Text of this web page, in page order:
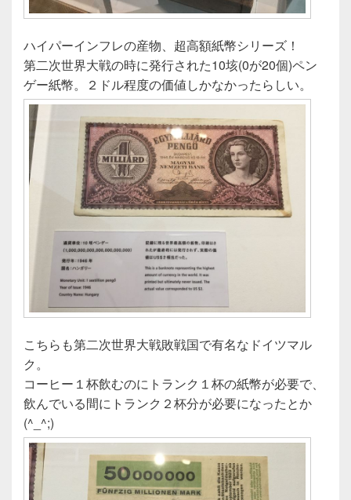
ハイパーインフレの産物、超高額紙幣シリーズ！
第二次世界大戦の時に発行された10垓(0が20個)ペン
ゲー紙幣。２ドル程度の価値しかなかったらしい。
こちらも第二次世界大戦敗戦国で有名なドイツマル
ク。
コーヒー１杯飲むのにトランク１杯の紙幣が必要で、
飲んでいる間にトランク２杯分が必要になったとか
(^_^;)